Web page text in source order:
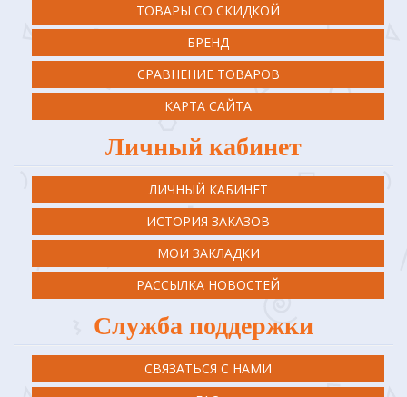
ТОВАРЫ СО СКИДКОЙ
БРЕНД
СРАВНЕНИЕ ТОВАРОВ
КАРТА САЙТА
Личный кабинет
ЛИЧНЫЙ КАБИНЕТ
ИСТОРИЯ ЗАКАЗОВ
МОИ ЗАКЛАДКИ
РАССЫЛКА НОВОСТЕЙ
Служба поддержки
СВЯЗАТЬСЯ С НАМИ